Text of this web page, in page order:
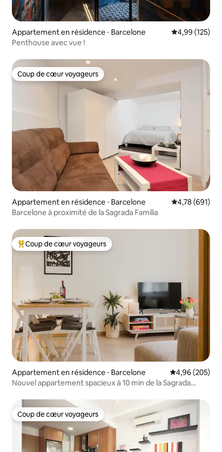
Appartement en résidence ⋅ Barcelone Évaluation
4,99 (125)
Penthouse avec vue !
Coup de cœur voyageurs
Coup de cœur voyageurs
Appartement en résidence ⋅ Barcelone Évaluation
4,78 (691)
Barcelone à proximité de la Sagrada Familia
Coups de cœur voyageurs les plus appréciés
Coup de cœur voyageurs
Appartement en résidence ⋅ Barcelone Évaluation
4,96 (205)
Nouvel appartement spacieux à 10 min de la Sagrada
Coup de cœur voyageurs
Coup de cœur voyageurs